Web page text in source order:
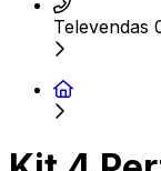
Televendas